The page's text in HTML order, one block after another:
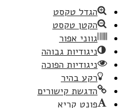
הגדל טקסט
הקטן טקסט
גווני אפור
ניגודיות גבוהה
ניגודיות הפוכה
רקע בהיר
הדגשת קישורים
פונט קריא